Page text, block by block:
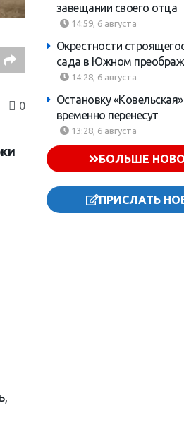
0
завещании своего отца
14:59, 6 августа
Окрестности
сада в Южном
14:28, 6 августа
Остановку
временно перенесут
13:28, 6 августа
БОЛЬШЕ
ПРИСЛАТЬ